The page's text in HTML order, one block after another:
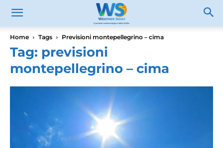
Home Tags Previsioni montepellegrino – cima
Tag: previsioni
montepellegrino – cima